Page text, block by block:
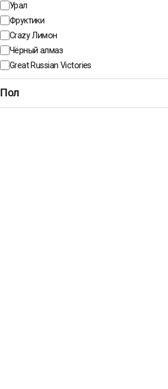
Урал
Фруктики
Crazy Лимон
Чёрный алмаз
Great Russian Victories
Пол